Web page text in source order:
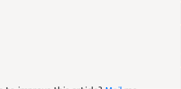
to improve this article?